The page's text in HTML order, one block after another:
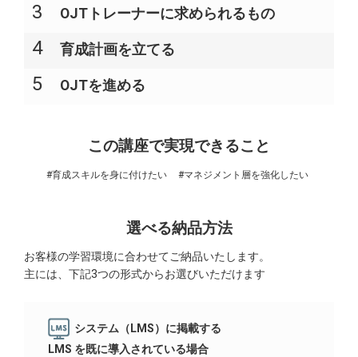
3 OJTトレーナーに求められるもの
4 育成計画を立てる
5 OJTを進める
この講座で実現できること
#育成スキルを身に付けたい #マネジメント層を強化したい
選べる納品方法
お客様の学習環境に合わせてご納品いたします。
主には、下記3つの形式からお選びいただけます
システム（LMS）に掲載する
LMS を既に導入されている場合